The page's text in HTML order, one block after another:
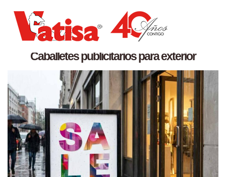
Productosdel9 diciembre 2025
Caballetes publicitarios para exterior